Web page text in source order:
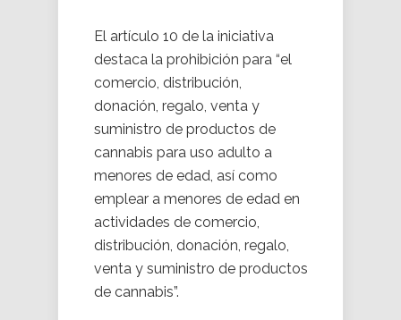
El artículo 10 de la iniciativa
destaca la prohibición para “el
comercio, distribución,
donación, regalo, venta y
suministro de productos de
cannabis para uso adulto a
menores de edad, así como
emplear a menores de edad en
actividades de comercio,
distribución, donación, regalo,
venta y suministro de productos
de cannabis”.